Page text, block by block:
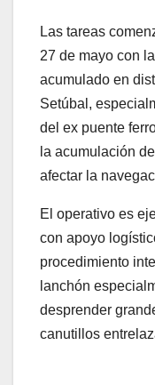
Las tareas
27 de mayo con
acumulado en
Setúbal,
del ex puente
la acumulación
afectar la
El operativo es
con apoyo
procedimiento
lanchón
desprender
canutillos